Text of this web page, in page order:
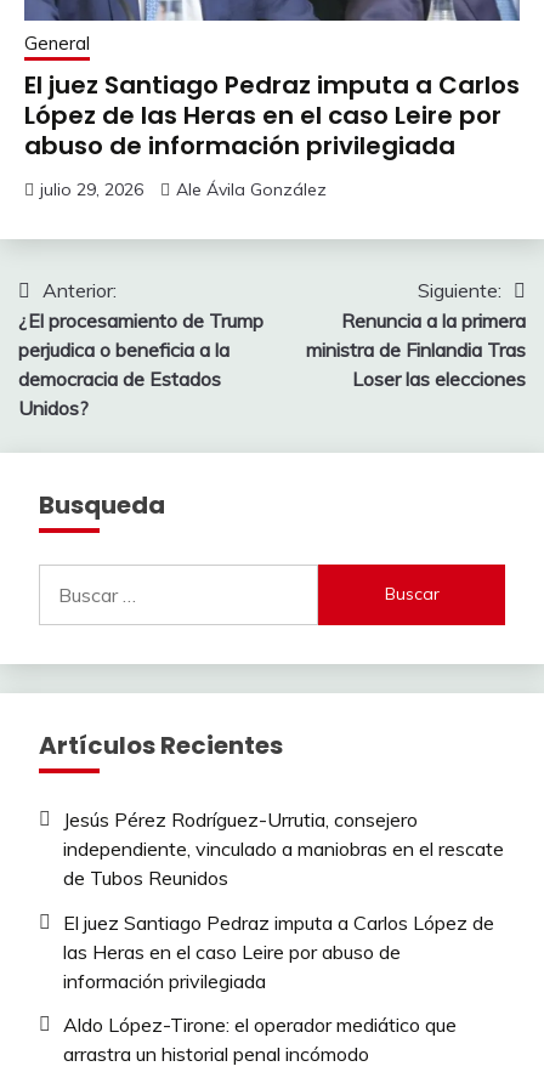
General
El juez Santiago Pedraz imputa a Carlos
López de las Heras en el caso Leire por
abuso de información privilegiada
julio 29, 2026 Ale Ávila González
Navegación
de
entradas
Anterior:
¿El procesamiento de Trump
perjudica o beneficia a la
democracia de Estados
Unidos?
Siguiente:
Renuncia a la primera
ministra de Finlandia Tras
Loser las elecciones
Busqueda
Artículos Recientes
Jesús Pérez Rodríguez-Urrutia, consejero
independiente, vinculado a maniobras en el rescate
de Tubos Reunidos
El juez Santiago Pedraz imputa a Carlos López de
las Heras en el caso Leire por abuso de
información privilegiada
Aldo López-Tirone: el operador mediático que
arrastra un historial penal incómodo